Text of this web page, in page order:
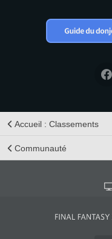
Accueil : Classements
Communauté